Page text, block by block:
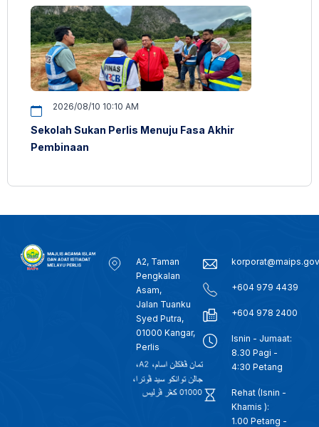
2026/08/10 10:10 AM
Sekolah Sukan Perlis Menuju Fasa Akhir
Pembinaan
A2, Taman
Pengkalan
Asam,
Jalan Tuanku
Syed Putra,
01000 Kangar,
Perlis
+604 979 4439
+604 978 2400
Isnin - Jumaat:
8.30 Pagi -
4:30 Petang
Rehat (Isnin -
Khamis ):
1.00 Petang -